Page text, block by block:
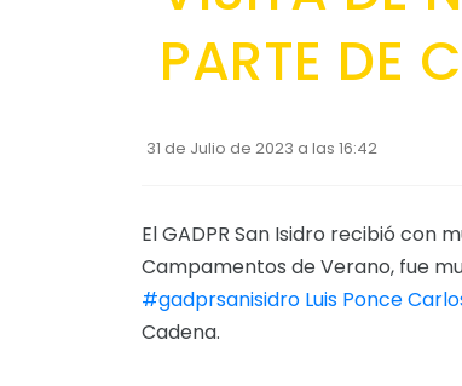
PARTE DE
31 de Julio de 2023 a las 16:42
El GADPR San Isidro recibió con
Campamentos de Verano, fue
#gadprsanisidro Luis Ponce
Cadena.